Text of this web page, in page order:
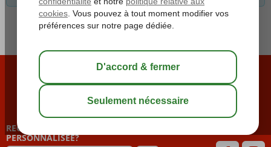
CONTACTEZ NOTRE CALL CENTER
02 722 94 94
RECEVOIR UNE NEWSLETTER
PERSONNALISÉE?